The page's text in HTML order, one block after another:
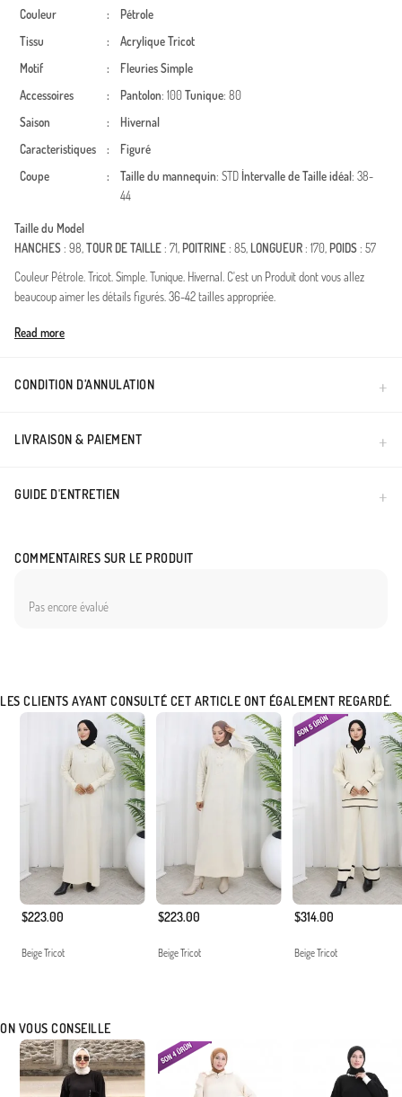
Couleur
:
Pétrole
Tissu
: AcryliqueTricot
Motif
: FleuriesSimple
Accessoires
: Pantolon: 100Tunique: 80
Saison
:
Hivernal
Caracteristiques
:
Figuré
Coupe
: Taille du mannequin: STD İntervalle de Taille idéal: 38-
44
Taille du Model
HANCHES: 98,TOUR DE TAILLE: 71, POITRINE: 85, LONGUEUR: 170, POIDS: 57
Couleur Pétrole. Tricot. Simple. Tunique. Hivernal. C'est un Produit dont vous allez
beaucoup aimer les détails figurés. 36-42 tailles appropriée.
Made in Türkiye
Read more
CONDITION D’ANNULATION
LIVRAISON & PAIEMENT
GUIDE D'ENTRETIEN
COMMENTAIRES SUR LE PRODUIT
Pas encore évalué
LES CLIENTS AYANT CONSULTÉ CET ARTICLE ONT ÉGALEMENT REGARDÉ.
$223.00
Beige Tricot
$223.00
Beige Tricot
$314.00
Beige Tricot
ON VOUS CONSEILLE